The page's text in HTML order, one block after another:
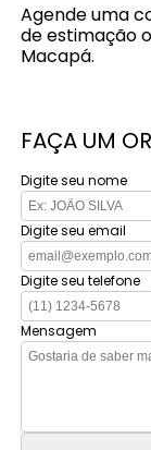
Agende uma
de estimação
Macapá.
FAÇA UM
Digite seu nome
Digite seu email
Digite seu telefone
Mensagem